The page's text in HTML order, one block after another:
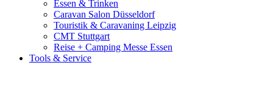
Essen & Trinken
Caravan Salon Düsseldorf
Touristik & Caravaning Leipzig
CMT Stuttgart
Reise + Camping Messe Essen
Tools & Service